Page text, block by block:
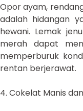
Opor ayam,
adalah hidangan
hewani. Lemak
merah dapat
memperburuk
rentan berjerawat.
4. Cokelat Manis